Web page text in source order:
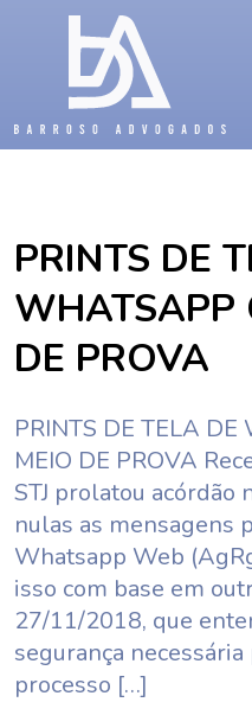
PRINTS DE
WHATSAPP
DE PROVA
PRINTS DE TELA
MEIO DE PROVA
STJ prolatou
nulas as mensagens
Whatsapp Web
isso com base em
27/11/2018, que
segurança
processo […]